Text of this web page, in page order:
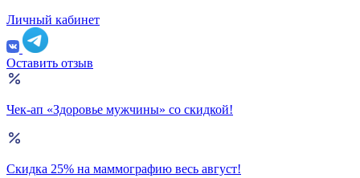
Личный кабинет
Оставить отзыв
Чек-ап «Здоровье мужчины» со скидкой!
Скидка 25% на маммографию весь август!